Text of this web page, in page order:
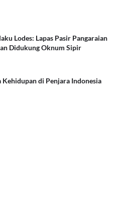
Lodes: Lapas Pasir Pangaraian
Didukung Oknum Sipir
Kehidupan di Penjara Indonesia